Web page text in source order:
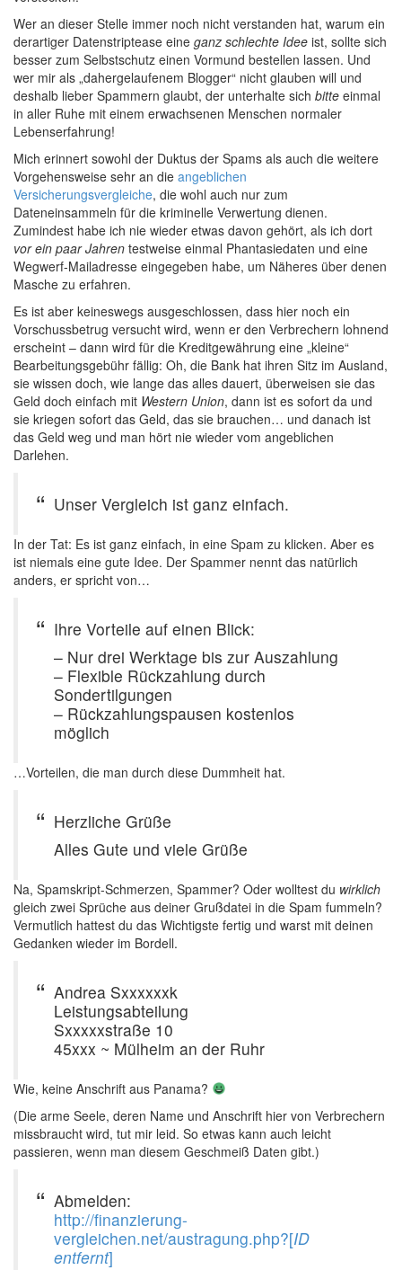
Wer an dieser Stelle immer noch nicht verstanden hat, warum ein
derartiger Datenstriptease eine ganz schlechte Idee ist, sollte sich
besser zum Selbstschutz einen Vormund bestellen lassen. Und
wer mir als „dahergelaufenem Blogger“ nicht glauben will und
deshalb lieber Spammern glaubt, der unterhalte sich bitte einmal
in aller Ruhe mit einem erwachsenen Menschen normaler
Lebenserfahrung!
Mich erinnert sowohl der Duktus der Spams als auch die weitere
Vorgehensweise sehr an die angeblichen
Versicherungsvergleiche, die wohl auch nur zum
Dateneinsammeln für die kriminelle Verwertung dienen.
Zumindest habe ich nie wieder etwas davon gehört, als ich dort
vor ein paar Jahren testweise einmal Phantasiedaten und eine
Wegwerf-Mailadresse eingegeben habe, um Näheres über denen
Masche zu erfahren.
Es ist aber keineswegs ausgeschlossen, dass hier noch ein
Vorschussbetrug versucht wird, wenn er den Verbrechern lohnend
erscheint – dann wird für die Kreditgewährung eine „kleine“
Bearbeitungsgebühr fällig: Oh, die Bank hat ihren Sitz im Ausland,
sie wissen doch, wie lange das alles dauert, überweisen sie das
Geld doch einfach mit Western Union, dann ist es sofort da und
sie kriegen sofort das Geld, das sie brauchen… und danach ist
das Geld weg und man hört nie wieder vom angeblichen
Darlehen.
Unser Vergleich ist ganz einfach.
In der Tat: Es ist ganz einfach, in eine Spam zu klicken. Aber es
ist niemals eine gute Idee. Der Spammer nennt das natürlich
anders, er spricht von…
Ihre Vorteile auf einen Blick:
– Nur drei Werktage bis zur Auszahlung
– Flexible Rückzahlung durch
Sondertilgungen
– Rückzahlungspausen kostenlos
möglich
…Vorteilen, die man durch diese Dummheit hat.
Herzliche Grüße
Alles Gute und viele Grüße
Na, Spamskript-Schmerzen, Spammer? Oder wolltest du wirklich
gleich zwei Sprüche aus deiner Grußdatei in die Spam fummeln?
Vermutlich hattest du das Wichtigste fertig und warst mit deinen
Gedanken wieder im Bordell.
Andrea Sxxxxxxk
Leistungsabteilung
Sxxxxxstraße 10
45xxx ~ Mülheim an der Ruhr
Wie, keine Anschrift aus Panama?
(Die arme Seele, deren Name und Anschrift hier von Verbrechern
missbraucht wird, tut mir leid. So etwas kann auch leicht
passieren, wenn man diesem Geschmeiß Daten gibt.)
Abmelden:
http://finanzierung-
vergleichen.net/austragung.php?[ID
entfernt]